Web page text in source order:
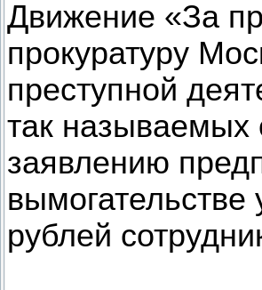
Движение «За
прокуратуру
преступной
так называемых
заявлению
рублей